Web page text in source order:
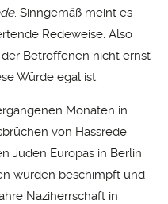
. Sinngemäß meint es
Redeweise. Also
Betroffenen nicht ernst
Würde egal ist.
Monaten in
von Hassrede.
Juden Europas in Berlin
wurden beschimpft und
Naziherrschaft in